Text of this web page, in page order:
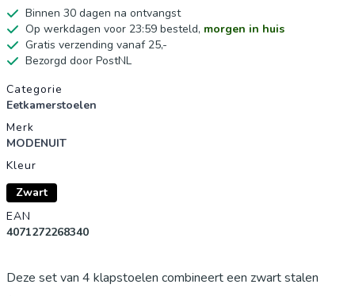
Binnen 30 dagen na ontvangst
Op werkdagen voor 23:59 besteld, morgen in huis
Gratis verzending vanaf 25,-
Bezorgd door PostNL
Productgegevens
Categorie
Eetkamerstoelen
Merk
MODENUIT
Kleur
Zwart
EAN
4071272268340
Deze set van 4 klapstoelen combineert een zwart stalen